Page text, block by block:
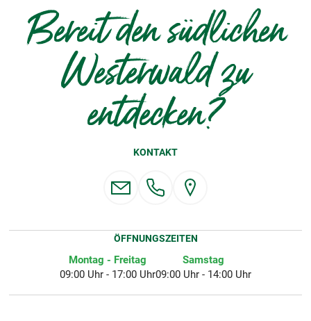
Bereit den südlichen
Westerwald zu
entdecken?
KONTAKT
ÖFFNUNGSZEITEN
Montag - Freitag
09:00 Uhr - 17:00 Uhr
Samstag
09:00 Uhr - 14:00 Uhr